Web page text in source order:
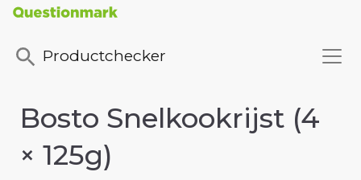
Productchecker
Bosto Snelkookrijst (4
× 125g)